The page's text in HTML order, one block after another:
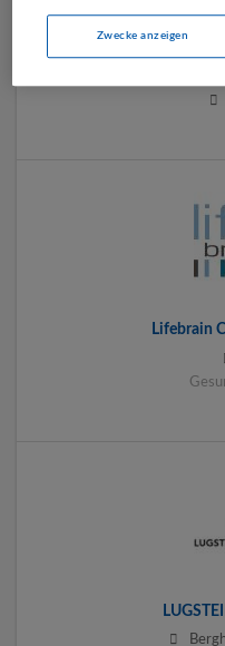
Lifebrain
Zwecke anzeigen